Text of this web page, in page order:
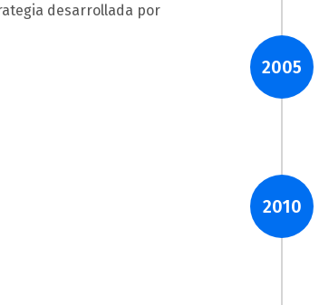
desarrollada por
2005
2010